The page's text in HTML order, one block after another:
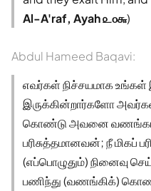
Al-A'raf, Ayah ௨௦௬)
Abdul Hameed Baqavi:
எவர்கள் நிச்சயமாக
இருக்கின்றார்களோ
கொண்டு அவனை
பரிசுத்தமானவன்; நீ மிகப்
(எப்பொழுதும்) நினைவு
பணிந்து (வணங்கிக்)